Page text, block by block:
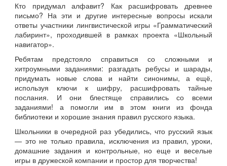
Кто придумал алфавит? Как расшифровать древнее
письмо? На эти и другие интересные вопросы искали
ответы участники лингвистической игры «Грамматический
лабиринт», проходившей в рамках проекта «Школьный
навигатор».
Ребятам предстояло справиться со сложными и
хитроумными заданиями: разгадать ребусы и шарады,
придумать новые слова и найти синонимы, а ещё,
используя ключи к шифру, расшифровать тайные
послания. И они блестяще справились со всеми
заданиями! а помогли им в этом книги из фонда
библиотеки и хорошие знания правил русского языка.
Школьники в очередной раз убедились, что русский язык
— это не только правила, исключения из правил, уроки,
домашние задания и контрольные, но еще и веселые
игры в дружеской компании и простор для творчества!